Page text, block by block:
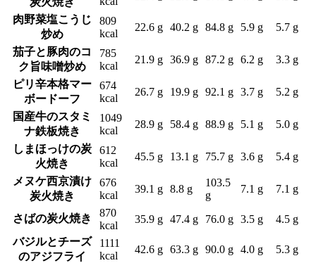
肉野菜塩こうじ
炒め
809
kcal
22.6 g 40.2 g 84.8 g 5.9 g 5.7 g
茄子と豚肉のコ
ク旨味噌炒め
785
kcal
21.9 g 36.9 g 87.2 g 6.2 g 3.3 g
ピリ辛本格マー
ボードーフ
674
kcal
26.7 g 19.9 g 92.1 g 3.7 g 5.2 g
国産牛のスタミ
ナ鉄板焼き
1049
kcal
28.9 g 58.4 g 88.9 g 5.1 g 5.0 g
しまほっけの炭
火焼き
612
kcal
45.5 g 13.1 g 75.7 g 3.6 g 5.4 g
メヌケ西京漬け
炭火焼き
676
kcal
39.1 g 8.8 g
103.5
g
7.1 g 7.1 g
さばの炭火焼き
870
kcal
35.9 g 47.4 g 76.0 g 3.5 g
4.5 g
バジルとチーズ
のアジフライ
1111
kcal
42.6 g 63.3 g 90.0 g 4.0 g 5.3 g